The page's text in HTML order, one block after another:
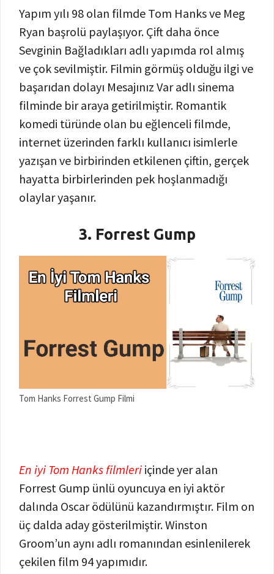
Yapım yılı 98 olan filmde Tom Hanks ve Meg
Ryan başrolü paylaşıyor. Çift daha önce
Sevginin Bağladıkları adlı yapımda rol almış
ve çok sevilmiştir. Filmin görmüş olduğu ilgi ve
başarıdan dolayı Mesajınız Var adlı sinema
filminde bir araya getirilmiştir. Romantik
komedi türünde olan bu eğlenceli filmde,
internet üzerinden farklı kullanıcı isimlerle
yazışan ve birbirinden etkilenen çiftin, gerçek
hayatta birbirlerinden pek hoşlanmadığı
olaylar yaşanır.
3. Forrest Gump
Tom Hanks Forrest Gump Filmi
En iyi Tom Hanks filmleri içinde yer alan
Forrest Gump ünlü oyuncuya en iyi aktör
dalında Oscar ödülünü kazandırmıştır. Film on
üç dalda aday gösterilmiştir. Winston
Groom’un aynı adlı romanından esinlenilerek
çekilen film 94 yapımıdır.